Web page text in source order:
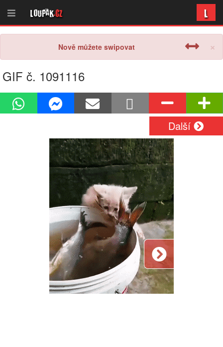
Loupak.cz L
×
Nově můžete swipovat
GIF č. 1091116
Další